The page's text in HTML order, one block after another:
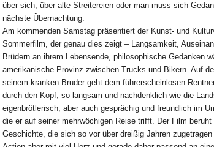
über sich, über alte Streitereien oder man muss sich
nächste Übernachtung.
Am kommenden Samstag präsentiert der Kunst- und
Sommerfilm, der genau dies zeigt – Langsamkeit,
Brüdern an ihrem Lebensende, philosophische Gedanken
amerikanische Provinz zwischen Trucks und Bikern. Auf
seinem kranken Bruder geht dem führerscheinlosen
durch den Kopf, so langsam und nachdenklich wie die
eigenbrötlerisch, aber auch gesprächig und freundlich im
die er auf seiner mehrwöchigen Reise trifft. Der Film
Geschichte, die sich so vor über dreißig Jahren